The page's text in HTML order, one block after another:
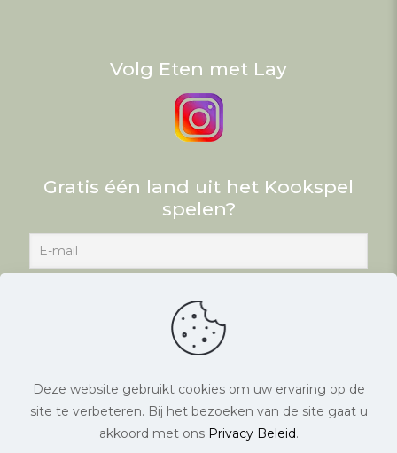
Volg Eten met Lay
Gratis één land uit het Kookspel
spelen?
© Eten met Lay. Alle rechten voorbehouden. |
Deze website gebruikt cookies om uw ervaring op de
site te verbeteren. Bij het bezoeken van de site gaat u
akkoord met ons Privacy Beleid.